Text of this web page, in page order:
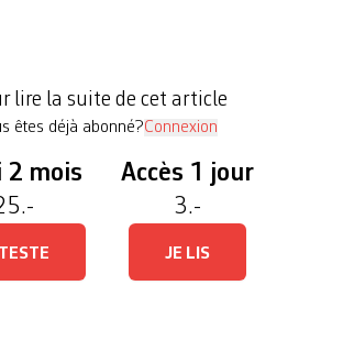
voix off, du casting à […]
lire la suite de cet article
êtes déjà abonné?Connexion
2 mois Accès 1 jour
3.-
JE LIS